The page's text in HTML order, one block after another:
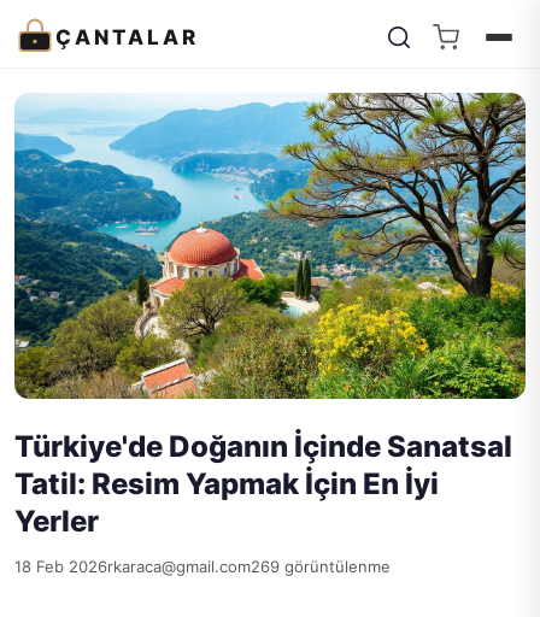
ÇANTALAR
Türkiye'de Doğanın İçinde Sanatsal
Tatil: Resim Yapmak İçin En İyi
Yerler
18 Feb 2026rkaraca@gmail.com269 görüntülenme